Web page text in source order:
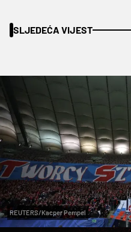
SLJEDEĆA VIJEST
REUTERS/Kacper Pempel